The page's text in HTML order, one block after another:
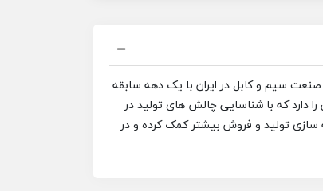
سیم و کابل در ایران با یک دهه سابقه
دارد که با شناسایی چالش های تولید در
سازی تولید و فروش بیشتر کمک کرده و در